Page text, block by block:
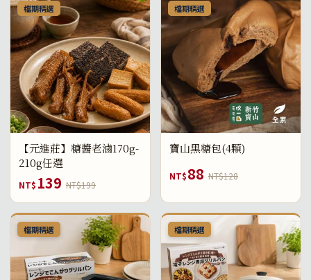
檔期精選
【元進莊】糖醬老滷170g-
210g任選
NT$ 139 NT$199
檔期精選
寶山黑糖包(4顆)
NT$88 NT$128
檔期精選 檔期精選